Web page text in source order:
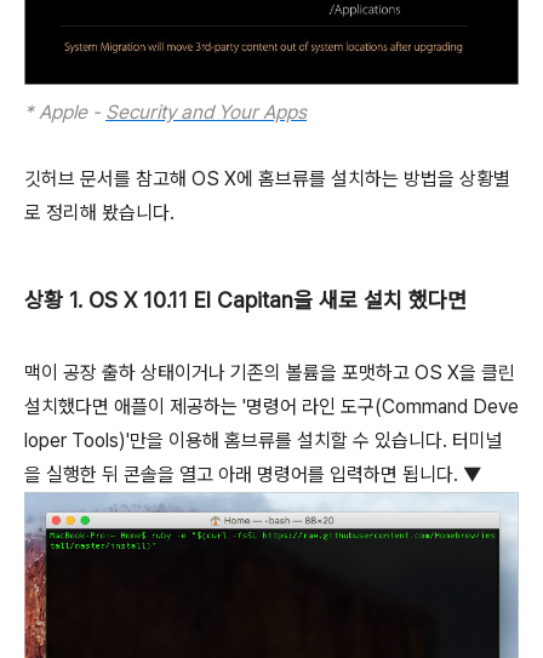
* Apple - Security and Your Apps
깃허브 문서를 참고해 OS X에 홈브류를 설치하는 방법을 상황별
로 정리해 봤습니다.
상황 1. OS X 10.11 El Capitan을 새로 설치 했다면
맥이 공장 출하 상태이거나 기존의 볼륨을 포맷하고 OS X을 클린
설치했다면 애플이 제공하는 '명령어 라인 도구(Command Deve
loper Tools)'만을 이용해 홈브류를 설치할 수 있습니다. 터미널
을 실행한 뒤 콘솔을 열고 아래 명령어를 입력하면 됩니다. ▼